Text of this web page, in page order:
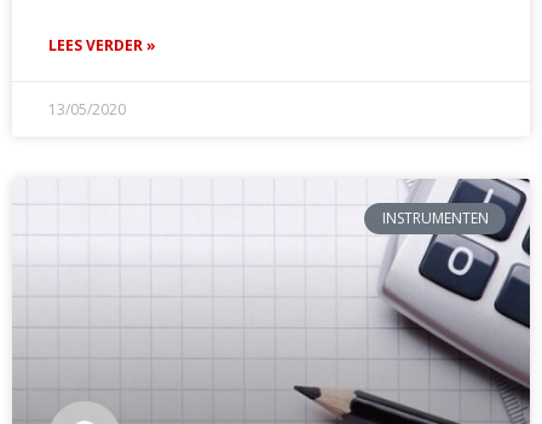
LEES VERDER »
13/05/2020
INSTRUMENTEN